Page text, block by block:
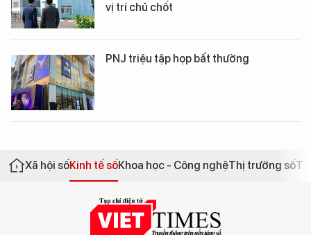
vị trí chủ chốt
PNJ triệu tập họp bất thường
Xã hội sốKinh tế sốKhoa học - Công nghệThị trường số